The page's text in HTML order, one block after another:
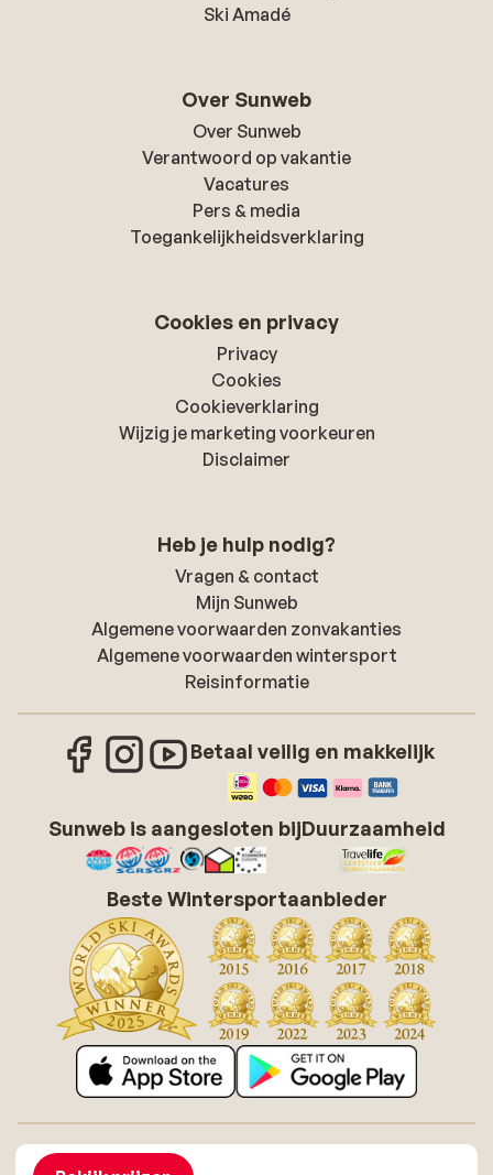
Ski Amadé
Over Sunweb
Over Sunweb
Verantwoord op vakantie
Vacatures
Pers & media
Toegankelijkheidsverklaring
Cookies en privacy
Privacy
Cookies
Cookieverklaring
Wijzig je marketing voorkeuren
Disclaimer
Heb je hulp nodig?
Vragen & contact
Mijn Sunweb
Algemene voorwaarden zonvakanties
Algemene voorwaarden wintersport
Reisinformatie
Betaal veilig en makkelijk
Sunweb is aangesloten bijDuurzaamheid
Beste Wintersportaanbieder
Over Sunweb